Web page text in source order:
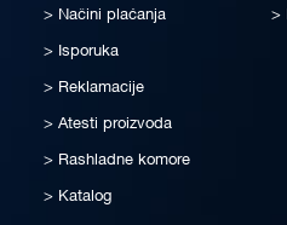
Načini plaćanja
Isporuka
Reklamacije
Atesti proizvoda
Rashladne komore
Katalog